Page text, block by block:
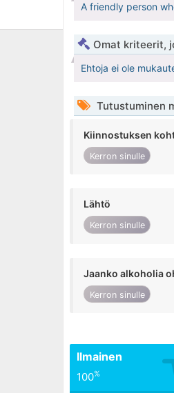
A friendly person
Omat kriteerit,
Ehtoja ei ole
Tutustuminen
Kiinnostuksen
Kerron sinulle
Lähtö
Kerron sinulle
Jaanko alkoholia
Kerron sinulle
Ilmainen
100%